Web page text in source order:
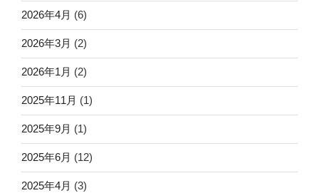
2026年4月 (6)
2026年3月 (2)
2026年1月 (2)
2025年11月 (1)
2025年9月 (1)
2025年6月 (12)
2025年4月 (3)